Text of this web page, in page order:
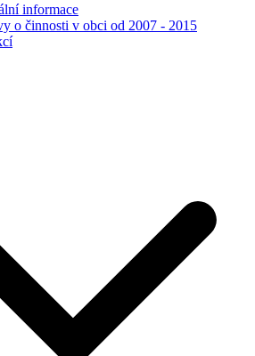
informace
o činnosti v obci od 2007 - 2015